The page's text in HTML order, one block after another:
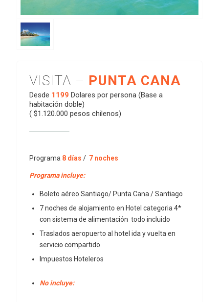
VISITA – PUNTA CANA
Desde 1199 Dolares por persona (Base a
habitación doble)
( $1.120.000 pesos chilenos)
Programa 8 días /7 noches
Programa incluye:
Boleto aéreo Santiago/ Punta Cana / Santiago
7 noches de alojamiento en Hotel categoria 4*
con sistema de alimentación todo incluido
Traslados aeropuerto al hotel ida y vuelta en
servicio compartido
Impuestos Hoteleros
No incluye: